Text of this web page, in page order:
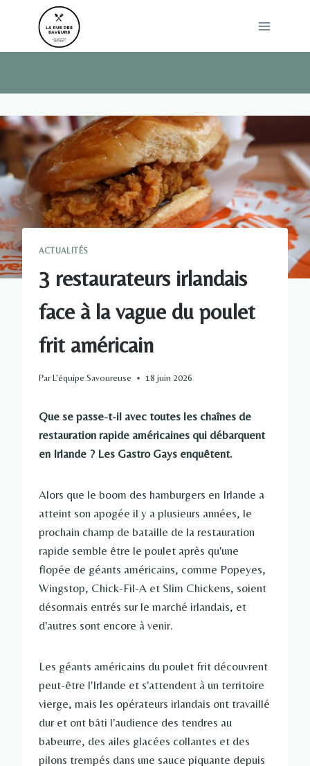
ACTUALITÉS
3 restaurateurs irlandais
face à la vague du poulet
frit américain
ParL'équipe Savoureuse 18 juin 2026
Que se passe-t-il avec toutes les chaînes de
restauration rapide américaines qui débarquent
en Irlande ? Les Gastro Gays enquêtent.
Alors que le boom des hamburgers en Irlande a
atteint son apogée il y a plusieurs années, le
prochain champ de bataille de la restauration
rapide semble être le poulet après qu'une
flopée de géants américains, comme Popeyes,
Wingstop, Chick-Fil-A et Slim Chickens, soient
désormais entrés sur le marché irlandais, et
d'autres sont encore à venir.
Les géants américains du poulet frit découvrent
peut-être l'Irlande et s'attendent à un territoire
vierge, mais les opérateurs irlandais ont travaillé
dur et ont bâti l'audience des tendres au
babeurre, des ailes glacées collantes et des
pilons trempés dans une sauce piquante depuis